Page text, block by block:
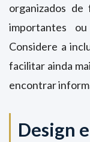
organizados de
importantes
Considere a
facilitar ainda
encontrar
Design